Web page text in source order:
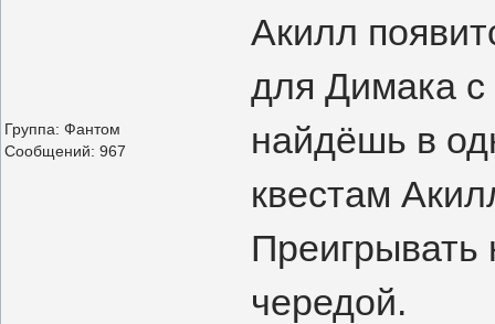
Группа: Фантом
Сообщений: 967
Акилл
для Димака с
найдёшь в
квестам
Преигрывать
чередой.